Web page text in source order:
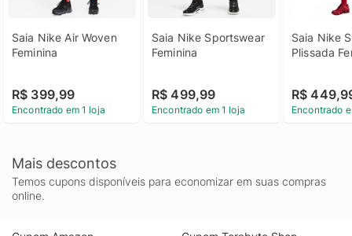
Saia Nike Air Woven
Feminina
R$ 399,99
Encontrado em 1 loja
Saia Nike Sportswear
Feminina
R$ 499,99
Encontrado em 1 loja
Saia Nike
Plissada
R$
Encontrado
Mais descontos
Temos cupons disponíveis para economizar em suas compras
online.